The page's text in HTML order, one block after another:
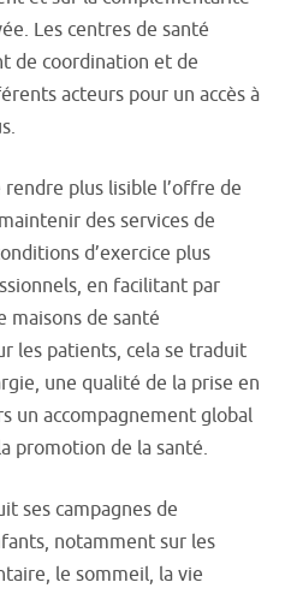
Les centres de santé
de coordination et de
acteurs pour un accès à
plus lisible l’offre de
des services de
d’exercice plus
en facilitant par
maisons de santé
les patients, cela se traduit
une qualité de la prise en
un accompagnement global
promotion de la santé.
ses campagnes de
notamment sur les
le sommeil, la vie